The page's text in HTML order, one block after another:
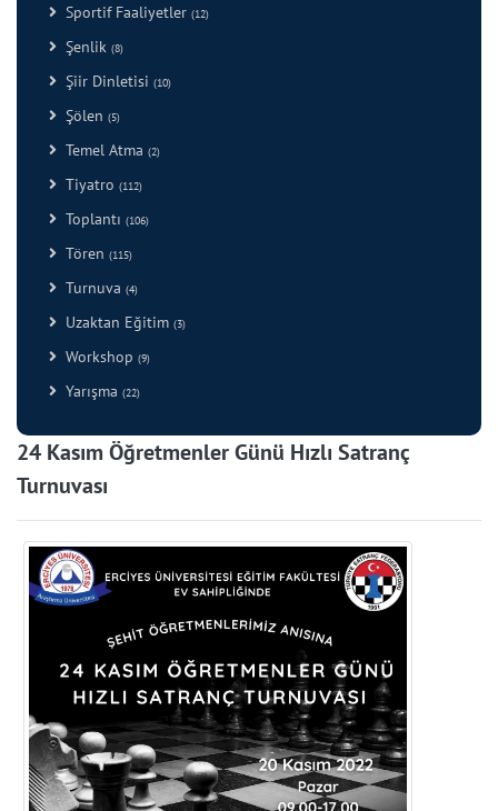
Sportif Faaliyetler (12)
Şenlik (8)
Şiir Dinletisi (10)
Şölen (5)
Temel Atma (2)
Tiyatro (112)
Toplantı (106)
Tören (115)
Turnuva (4)
Uzaktan Eğitim (3)
Workshop (9)
Yarışma (22)
24 Kasım Öğretmenler Günü Hızlı Satranç
Turnuvası